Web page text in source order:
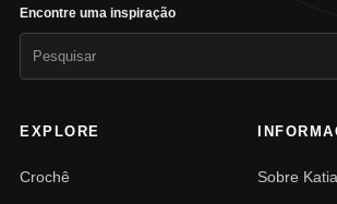
Encontre uma inspiração
EXPLORE
Crochê Sobre